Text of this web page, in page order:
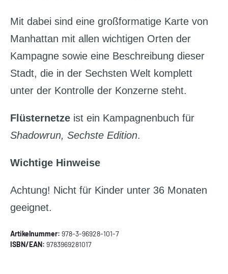
Mit dabei sind eine großformatige Karte von
Manhattan mit allen wichtigen Orten der
Kampagne sowie eine Beschreibung dieser
Stadt, die in der Sechsten Welt komplett
unter der Kontrolle der Konzerne steht.
Flüsternetze ist ein Kampagnenbuch für
Shadowrun, Sechste Edition.
Wichtige Hinweise
Achtung! Nicht für Kinder unter 36 Monaten
geeignet.
Artikelnummer: 978-3-96928-101-7
ISBN/EAN: 9783969281017